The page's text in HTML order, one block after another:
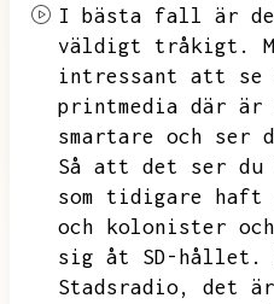
I bästa fall är
väldigt tråkigt.
intressant att
printmedia där
smartare och ser
Så att det ser du
som tidigare haft
och kolonister
sig åt SD-hållet.
Stadsradio,
det